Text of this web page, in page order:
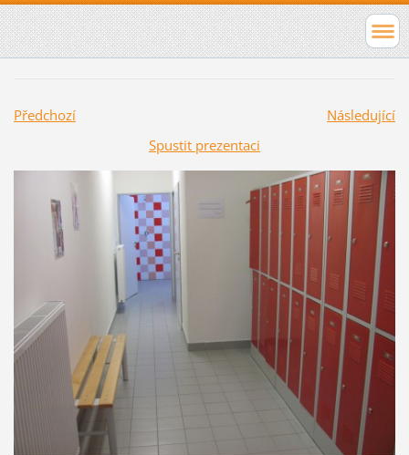
Předchozí
Následující
Spustit prezentaci